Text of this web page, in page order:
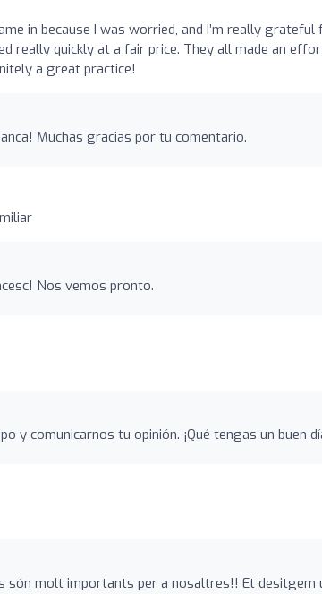
in because I was worried, and I’m really grateful
really quickly at a fair price. They all made an
a great practice!
Muchas gracias por tu comentario.
Nos vemos pronto.
y comunicarnos tu opinión. ¡Qué tengas un buen
són molt importants per a nosaltres!! Et desitgem